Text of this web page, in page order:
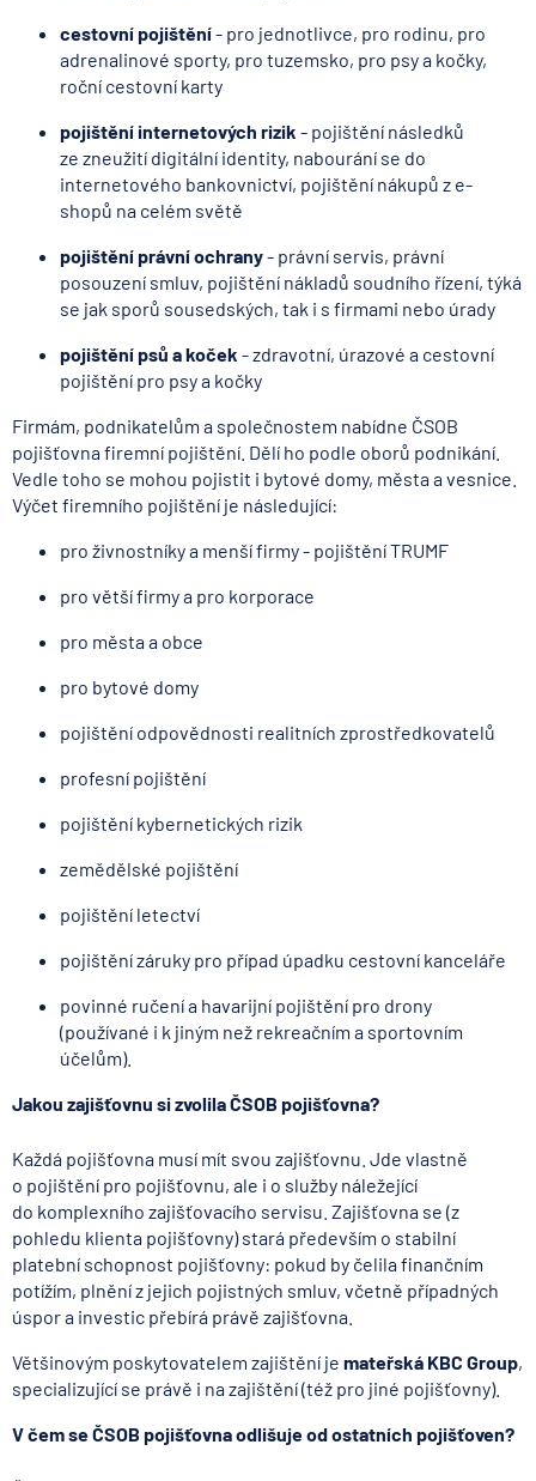
cestovní pojištění- pro jednotlivce, pro rodinu, pro
adrenalinové sporty, pro tuzemsko, pro psy a kočky,
roční cestovní karty
pojištění internetových rizik - pojištění následků
ze zneužití digitální identity, nabourání se do
internetového bankovnictví, pojištění nákupů z e-
shopů na celém světě
pojištění právní ochrany- právní servis, právní
posouzení smluv, pojištění nákladů soudního řízení, týká
se jak sporů sousedských, tak i s firmami nebo úrady
pojištění psů a koček - zdravotní, úrazové a cestovní
pojištění pro psy a kočky
Firmám, podnikatelům a společnostem nabídne ČSOB
pojišťovna firemní pojištění. Dělí ho podle oborů podnikání.
Vedle toho se mohou pojistit i bytové domy, města a vesnice.
Výčet firemního pojištění je následující:
pro živnostníky a menší firmy - pojištění TRUMF
pro větší firmy a pro korporace
pro města a obce
pro bytové domy
pojištění odpovědnosti realitních zprostředkovatelů
profesní pojištění
pojištění kybernetických rizik
zemědělské pojištění
pojištění letectví
pojištění záruky pro případ úpadku cestovní kanceláře
povinné ručení a havarijní pojištění pro drony
(používané i k jiným než rekreačním a sportovním
účelům).
Jakou zajišťovnu si zvolila ČSOB pojišťovna?
Každá pojišťovna musí mít svou zajišťovnu. Jde vlastně
o pojištění pro pojišťovnu, ale i o služby náležející
do komplexního zajišťovacího servisu. Zajišťovna se (z
pohledu klienta pojišťovny) stará především o stabilní
platební schopnost pojišťovny: pokud by čelila finančním
potížím, plnění z jejich pojistných smluv, včetně případných
úspor a investic přebírá právě zajišťovna.
Většinovým poskytovatelem zajištění je mateřská KBC Group,
specializující se právě i na zajištění (též pro jiné pojišťovny).
V čem se ČSOB pojišťovna odlišuje od ostatních pojišťoven?